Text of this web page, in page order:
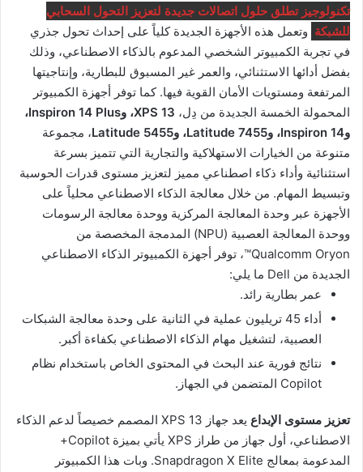
تكنولوجيز تطلق حلول اتصالات جديدة لتعزيز التحول السحابي
للشبكة وتعمل هذه الأجهزة الجديدة كلياً على إحداث تحول جذري
في تجربة الكمبيوتر الشخصي المدعوم بالذكاء الاصطناعي، وذلك
بفضل أدائها الاستثنائي، والعمر غير المسبوق للبطارية، وإنتاجيتها
المرتفعة ومستويات الأمان القوية فيها. كما توفر أجهزة الكمبيوتر
المحمولة الخمسة الجديدة من دِل،
XPS 13، وInspiron 14 Plus،
وInspiron 14، وLatitude 7455، وLatitude 5455
، مجموعة
متنوعة من الخيارات الاستهلاكية والتجارية التي تتميز بسرعة
استثنائية وأداء ذكاء اصطناعي مميز لتعزيز مستوى قدرات الحوسبة
وتبسيط المهام. من خلال معالجة الذكاء الاصطناعي محلياً على
الأجهزة عبر وحدة المعالجة المركزية ووحدة معالجة الرسومات
ووحدة المعالجة العصبية (NPU) المدمجة المخصصة من
Qualcomm Oryon™، توفر أجهزة الكمبيوتر الذكاء الاصطناعي
الجديدة من Dell ما يلي:
عمر بطارية رائد.
أداء 45 تريليون عملية في الثانية على وحدة معالجة الشبكات
العصبية، لتشغيل مهام الذكاء الاصطناعي بكفاءة أكبر.
نتائج فورية عند البحث في المحتوى الخاص باستخدام نظام
Copilot المتضمن في الجهاز.
تعزيز مستوى الإبداع
يعد جهاز XPS 13 المصمم خصيصاً لدعم الذكاء
الاصطناعي، أول جهاز من طراز XPS يأتي بميزة Copilot+
المدعومة بمعالج Snapdragon X Elite. وبات هذا الكمبيوتر